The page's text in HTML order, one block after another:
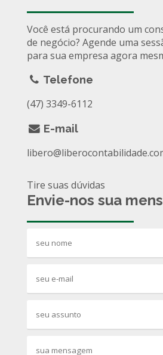
Você está procurando um
de negócio? Agende uma
para sua empresa agora
Telefone
(47) 3349-6112
E-mail
Tire suas dúvidas
Envie-nos sua